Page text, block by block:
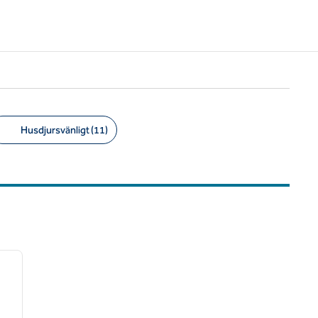
Husdjursvänligt (11)
nästa bild